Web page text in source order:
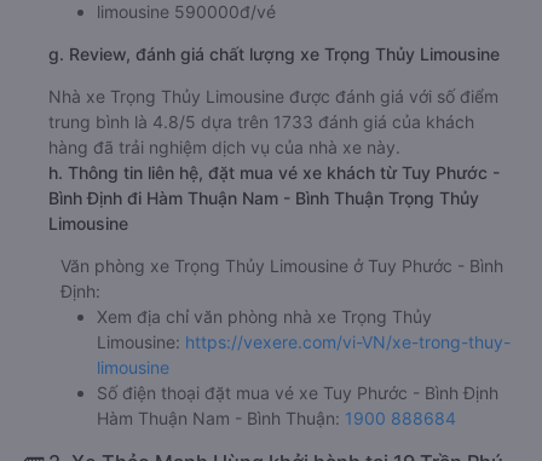
limousine 590000đ/vé
g. Review, đánh giá chất lượng xe Trọng Thủy Limousine
Nhà xe Trọng Thủy Limousine được đánh giá với số điểm
trung bình là 4.8/5 dựa trên 1733 đánh giá của khách
hàng đã trải nghiệm dịch vụ của nhà xe này.
h. Thông tin liên hệ, đặt mua vé xe khách từ Tuy Phước -
Bình Định đi Hàm Thuận Nam - Bình Thuận Trọng Thủy
Limousine
Văn phòng xe Trọng Thủy Limousine ở Tuy Phước - Bình
Định:
Xem địa chỉ văn phòng nhà xe Trọng Thủy
Limousine: https://vexere.com/vi-VN/xe-trong-thuy-
limousine
Số điện thoại đặt mua vé xe Tuy Phước - Bình Định
Hàm Thuận Nam - Bình Thuận: 1900 888684